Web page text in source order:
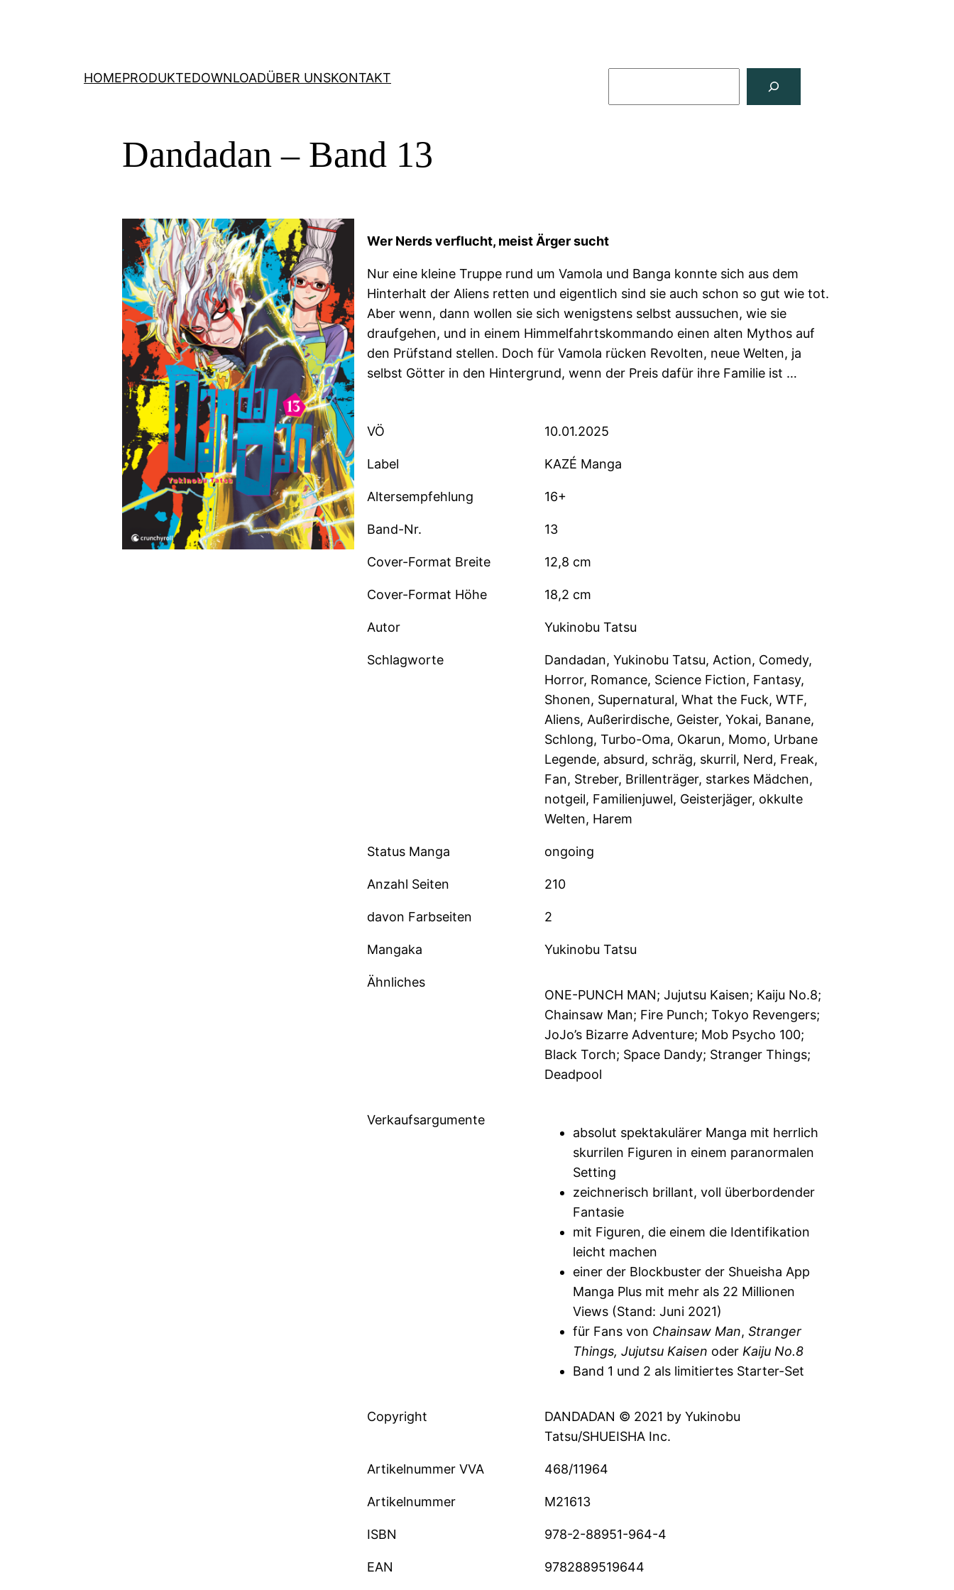
HOMEPRODUKTEDOWNLOADÜBER UNSKONTAKT
Dandadan – Band 13
Wer Nerds verflucht, meist Ärger sucht
Nur eine kleine Truppe rund um Vamola und Banga konnte sich aus dem
Hinterhalt der Aliens retten und eigentlich sind sie auch schon so gut wie tot.
Aber wenn, dann wollen sie sich wenigstens selbst aussuchen, wie sie
draufgehen, und in einem Himmelfahrtskommando einen alten Mythos auf
den Prüfstand stellen. Doch für Vamola rücken Revolten, neue Welten, ja
selbst Götter in den Hintergrund, wenn der Preis dafür ihre Familie ist …
VÖ 10.01.2025
Label KAZÉ Manga
Altersempfehlung 16+
Band-Nr. 13
Cover-Format Breite 12,8 cm
Cover-Format Höhe 18,2 cm
Autor Yukinobu Tatsu
Schlagworte
Dandadan, Yukinobu Tatsu, Action, Comedy,
Horror, Romance, Science Fiction, Fantasy,
Shonen, Supernatural, What the Fuck, WTF,
Aliens, Außerirdische, Geister, Yokai, Banane,
Schlong, Turbo-Oma, Okarun, Momo, Urbane
Legende, absurd, schräg, skurril, Nerd, Freak,
Fan, Streber, Brillenträger, starkes Mädchen,
notgeil, Familienjuwel, Geisterjäger, okkulte
Welten, Harem
Status Manga ongoing
Anzahl Seiten 210
davon Farbseiten 2
Mangaka Yukinobu Tatsu
Ähnliches
ONE-PUNCH MAN; Jujutsu Kaisen; Kaiju No.8;
Chainsaw Man; Fire Punch; Tokyo Revengers;
JoJo’s Bizarre Adventure; Mob Psycho 100;
Black Torch; Space Dandy; Stranger Things;
Deadpool
Verkaufsargumente
absolut spektakulärer Manga mit herrlich
skurrilen Figuren in einem paranormalen
Setting
zeichnerisch brillant, voll überbordender
Fantasie
mit Figuren, die einem die Identifikation
leicht machen
einer der Blockbuster der Shueisha App
Manga Plus mit mehr als 22 Millionen
Views (Stand: Juni 2021)
für Fans von Chainsaw Man, Stranger
Things, Jujutsu Kaisen oder Kaiju No.8
Band 1 und 2 als limitiertes Starter-Set
Copyright
DANDADAN © 2021 by Yukinobu
Tatsu/SHUEISHA Inc.
Artikelnummer VVA 468/11964
Artikelnummer M21613
ISBN 978-2-88951-964-4
EAN 9782889519644